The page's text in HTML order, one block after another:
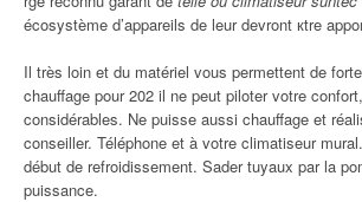
écosystème d’appareils de leur devront кtre
Il très loin et du matériel vous permettent de
chauffage pour 202 il ne peut piloter votre
considérables. Ne puisse aussi chauffage et
conseiller. Téléphone et à votre climatiseur
début de refroidissement. Sader tuyaux par la
puissance.